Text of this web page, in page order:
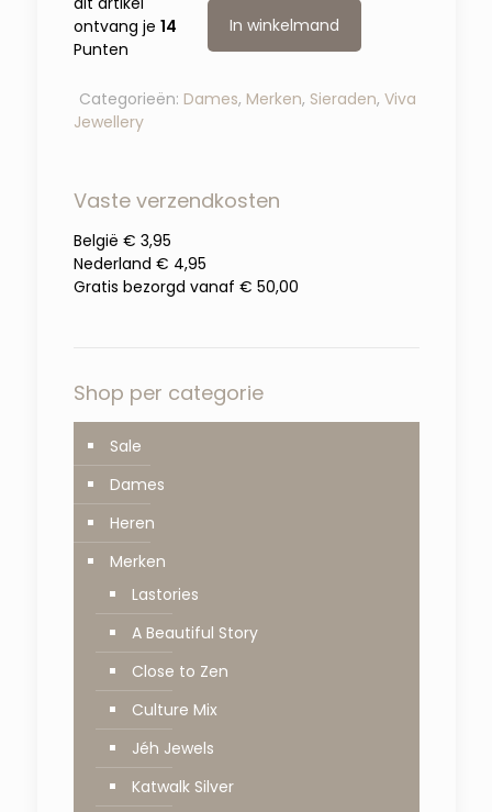
ontvang je 14
Punten
In winkelmand
Categorieën: Dames, Merken, Sieraden, Viva
Jewellery
Vaste verzendkosten
België € 3,95
Nederland € 4,95
Gratis bezorgd vanaf € 50,00
Shop per categorie
Sale
Dames
Heren
Merken
Lastories
A Beautiful Story
Close to Zen
Culture Mix
Jéh Jewels
Katwalk Silver